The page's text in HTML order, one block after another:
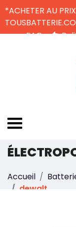
*ACHETER AU
FAQ
UNE
Accueil
dewalt